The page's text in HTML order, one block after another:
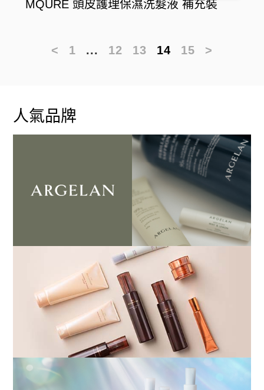
MQURE 頭皮護理保濕洗髮液 補充裝
< 1 ... 12 13 14 15 >
人氣品牌